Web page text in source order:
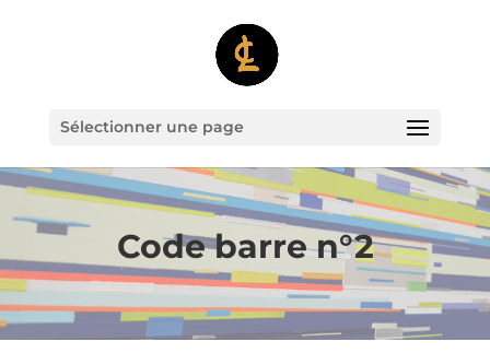
Sélectionner une page
Code barre n°2